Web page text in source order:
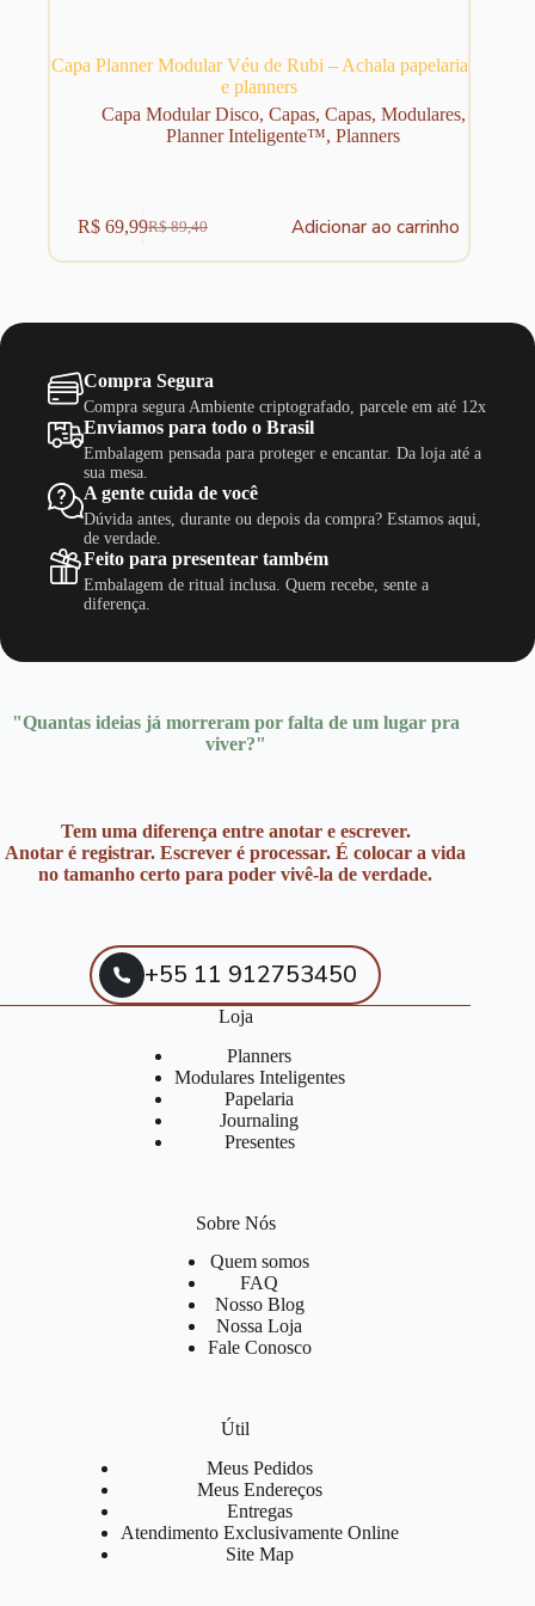
Capa Planner Modular Véu de Rubi – Achala papelaria
e planners
Capa Modular Disco, Capas, Capas, Modulares,
Planner Inteligente™,Planners
R$89,40
O
preço
R$ 89,40.
R$ 69,99O
preço
R$ 69,99.
Adicionar ao carrinho
Compra Segura
Compra segura Ambiente criptografado, parcele em até 12x
Enviamos para todo o Brasil
Embalagem pensada para proteger e encantar. Da loja até a
sua mesa.
A gente cuida de você
Dúvida antes, durante ou depois da compra? Estamos aqui,
de verdade.
Feito para presentear também
Embalagem de ritual inclusa. Quem recebe, sente a
diferença.
"Quantas ideias já morreram por falta de um lugar pra
viver?"
Tem uma diferença entre anotar e escrever.
Anotar é registrar. Escrever é processar. É colocar a vida
no tamanho certo para poder vivê-la de verdade.
+55 11 912753450
Loja
Planners
Modulares Inteligentes
Papelaria
Journaling
Presentes
Sobre Nós
Quem somos
FAQ
Nosso Blog
Nossa Loja
Fale Conosco
Útil
Meus Pedidos
Meus Endereços
Entregas
Atendimento Exclusivamente Online
Site Map